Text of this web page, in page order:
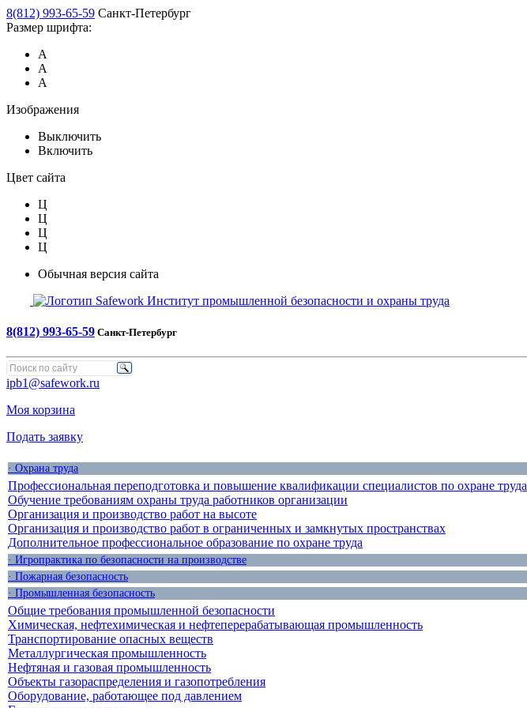
8(812) 993-65-59 Санкт-Петербург
Размер шрифта:
А
А
А
Изображения
Выключить
Включить
Цвет сайта
Ц
Ц
Ц
Ц
Обычная версия сайта
Safework Институт промышленной безопасности и охраны труда
8(812) 993-65-59 Санкт-Петербург
ipb1@safework.ru
Моя корзина
Подать заявку
· Охрана труда
Профессиональная переподготовка и повышение квалификации специалистов по охране труда
Обучение требованиям охраны труда работников организации
Организация и производство работ на высоте
Организация и производство работ в ограниченных и замкнутых пространствах
Дополнительное профессиональное образование по охране труда
· Игропрактика по безопасности на производстве
· Пожарная безопасность
· Промышленная безопасность
Общие требования промышленной безопасности
Химическая, нефтехимическая и нефтеперерабатывающая промышленность
Транспортирование опасных веществ
Металлургическая промышленность
Нефтяная и газовая промышленность
Объекты газораспределения и газопотребления
Оборудование, работающее под давлением